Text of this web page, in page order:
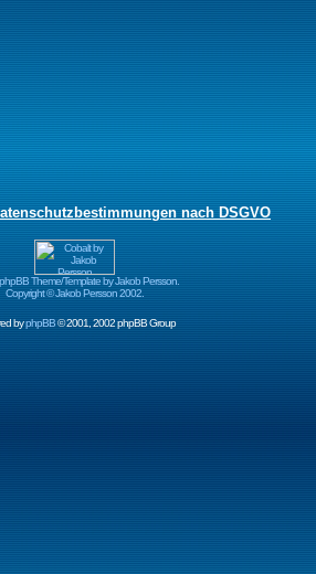
nach DSGVO
Theme/Template by Jakob Persson.
Copyright © Jakob Persson 2002.
byphpBB© 2001, 2002 phpBB Group